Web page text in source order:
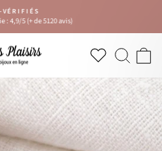
Diaporama
Pause
VÉRIFIÉS
4,9/5 (+ de 5120 avis)